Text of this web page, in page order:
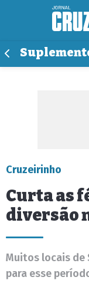
Cruzeirinho
Curta as
diversão
Muitos locais de
para esse